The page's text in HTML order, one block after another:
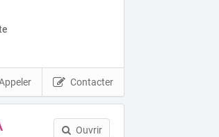
Contacter
Ouvrir